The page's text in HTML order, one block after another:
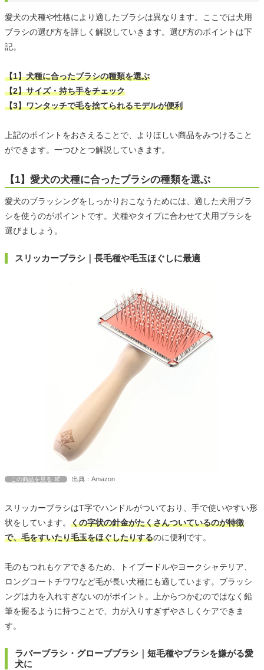
愛犬の犬種や性格により適したブラシは異なります。ここでは犬用
ブラシの選び方を詳しく解説していきます。選び方のポイントは下
記。
【1】犬種に合ったブラシの種類を選ぶ
【2】サイズ・持ち手をチェック
【3】ワンタッチで毛を捨てられるモデルが便利
上記のポイントをおさえることで、よりほしい商品をみつけること
ができます。一つひとつ解説していきます。
【1】愛犬の犬種に合ったブラシの種類を選ぶ
愛犬のブラッシングをしっかりおこなうためには、適した犬用ブラ
シを使うのがポイントです。犬種やタイプに合わせて犬用ブラシを
選びましょう。
スリッカーブラシ｜長毛種や毛玉ほぐしに最適
この商品を見る 出典：Amazon
スリッカーブラシはT字でハンドルがついており、手で使いやすい形
状をしています。 くの字状の針金がたくさんついているのが特徴
で、毛をすいたり毛玉をほぐしたりするのに便利です。
毛のもつれもケアできるため、トイプードルやヨークシャテリア、
ロングコートチワワなど毛が長い犬種にも適しています。ブラッシ
ングは力を入れすぎないのがポイント。上からつかむのではなく鉛
筆を握るように持つことで、力が入りすぎずやさしくケアできま
す。
ラバーブラシ・グローブブラシ｜短毛種やブラシを嫌がる愛
犬に